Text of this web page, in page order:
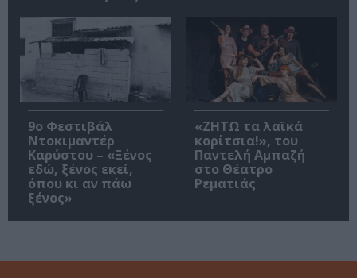
9ο Φεστιβάλ
Ντοκιμαντέρ
Καρύστου – «Ξένος
εδώ, ξένος εκεί,
όπου κι αν πάω
ξένος»
«ΖΗΤΩ τα λαϊκά
κορίτσια!», του
Παντελή Αμπαζή
στο Θέατρο
Ρεματιάς